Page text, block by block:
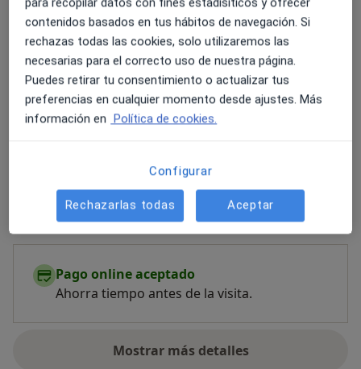
Psicoterapia para adultos
Terapia de pareja
Especialista en:
Psicología general sanitaria
Pacientes que atiendo
PresencialVer direcciones (2)
VideoconsultaVer calendario online
Pago online aceptado
Ahorra tiempo antes de la visita.
Mostrar más detalles
sobre la experiencia
contenidos basados en tus hábitos de navegación. Si
rechazas todas las cookies, solo utilizaremos las
necesarias para el correcto uso de nuestra página.
Puedes retirar tu consentimiento o actualizar tus
preferencias en cualquier momento desde ajustes. Más
información en Política de cookies.
Configurar
Rechazarlas todas Aceptar